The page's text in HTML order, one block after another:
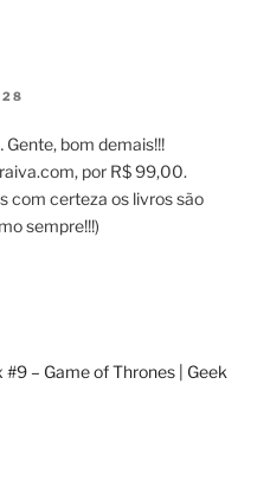
bom demais!!!
por R$ 99,00.
com certeza os livros são
sempre!!!)
#9 – Game of Thrones | Geek